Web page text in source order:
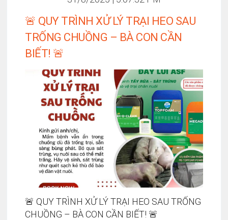
🚨 QUY TRÌNH XỬ LÝ TRẠI HEO SAU
TRỐNG CHUỒNG – BÀ CON CẦN
BIẾT! 🚨
🚨 QUY TRÌNH XỬ LÝ TRẠI HEO SAU TRỐNG
CHUỒNG – BÀ CON CẦN BIẾT! 🚨